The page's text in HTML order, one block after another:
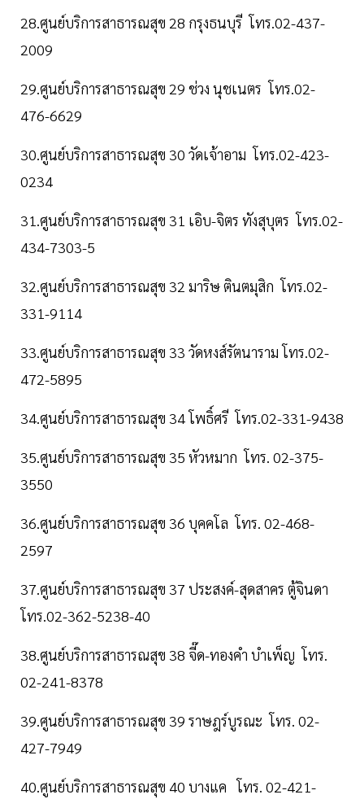
28.ศูนย์บริการสาธารณสุข 28 กรุงธนบุรี โทร.02-437-
2009
29.ศูนย์บริการสาธารณสุข 29 ช่วง นุชเนตร โทร.02-
476-6629
30.ศูนย์บริการสาธารณสุข 30 วัดเจ้าอาม โทร.02-423-
0234
31.ศูนย์บริการสาธารณสุข 31 เอิบ-จิตร ทังสุบุตร โทร.02-
434-7303-5
32.ศูนย์บริการสาธารณสุข 32 มาริษ ตินตมุสิก โทร.02-
331-9114
33.ศูนย์บริการสาธารณสุข 33 วัดหงส์รัตนาราม โทร.02-
472-5895
34.ศูนย์บริการสาธารณสุข 34 โพธิ์ศรี โทร.02-331-9438
35.ศูนย์บริการสาธารณสุข 35 หัวหมาก โทร. 02-375-
3550
36.ศูนย์บริการสาธารณสุข 36 บุคคโล โทร. 02-468-
2597
37.ศูนย์บริการสาธารณสุข 37 ประสงค์-สุดสาคร ตู้จินดา
โทร.02-362-5238-40
38.ศูนย์บริการสาธารณสุข 38 จี๊ด-ทองคำ บำเพ็ญ โทร.
02-241-8378
39.ศูนย์บริการสาธารณสุข 39 ราษฎร์บูรณะ โทร. 02-
427-7949
40.ศูนย์บริการสาธารณสุข 40 บางแค โทร. 02-421-